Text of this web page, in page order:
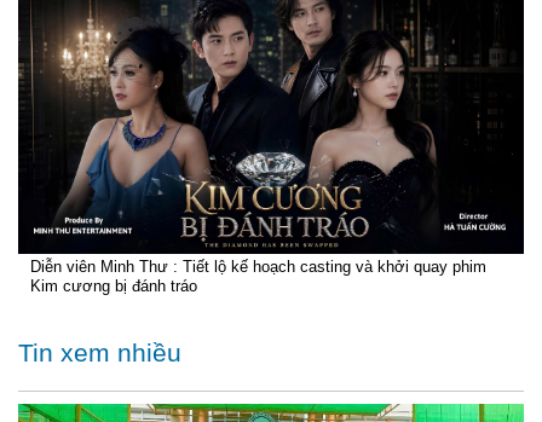
Diễn viên Minh Thư : Tiết lộ kế hoạch casting và khởi quay phim
Kim cương bị đánh tráo
Tin xem nhiều